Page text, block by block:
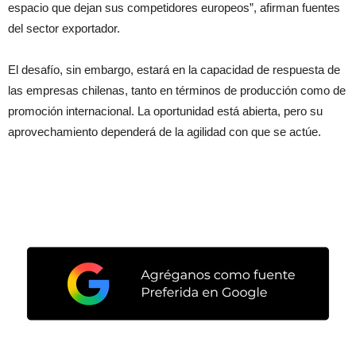
espacio que dejan sus competidores europeos”, afirman fuentes
del sector exportador.
El desafío, sin embargo, estará en la capacidad de respuesta de
las empresas chilenas, tanto en términos de producción como de
promoción internacional. La oportunidad está abierta, pero su
aprovechamiento dependerá de la agilidad con que se actúe.